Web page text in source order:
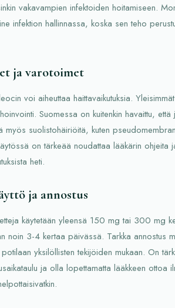
vakavampien infektoiden hoitamiseen.
infektion hallinnassa, koska sen teho
ja varotoimet
voi aiheuttaa haittavaikutuksia.
Suomessa on kuitenkin havaittu, että
myös suolistohäiriöitä, kuten
on tärkeää noudattaa lääkärin ohjeita
heti.
ja annostus
käytetään yleensä 150 mg tai 300 mg
noin 3-4 kertaa päivässä. Tarkka annostus
yksilöllisten tekijöiden mukaan. On
ja olla lopettamatta lääkkeen ottoa